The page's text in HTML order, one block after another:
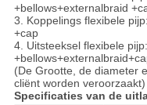
+bellows+externalbraid
3. Koppelings flexibele
+cap
4. Uitsteeksel flexibele
(De Grootte, de diameter
cliënt worden veroorzaakt)
Specificaties van de